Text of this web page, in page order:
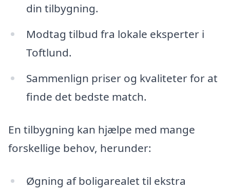
din tilbygning.
Modtag tilbud fra lokale eksperter i
Toftlund.
Sammenlign priser og kvaliteter for at
finde det bedste match.
En tilbygning kan hjælpe med mange
forskellige behov, herunder:
Øgning af boligarealet til ekstra